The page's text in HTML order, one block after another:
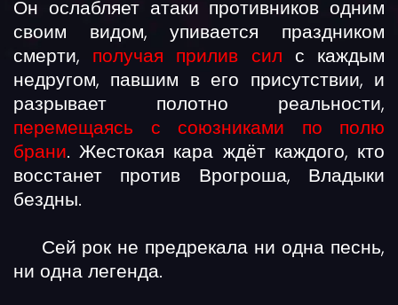
Он ослабляет атаки противников одним
своим видом, упивается праздником
смерти, получая прилив сил с каждым
недругом, павшим в его присутствии, и
разрывает полотно реальности,
перемещаясь с союзниками по полю
брани. Жестокая кара ждёт каждого, кто
восстанет против Врогроша, Владыки
бездны.
Сей рок не предрекала ни одна песнь,
ни одна легенда.